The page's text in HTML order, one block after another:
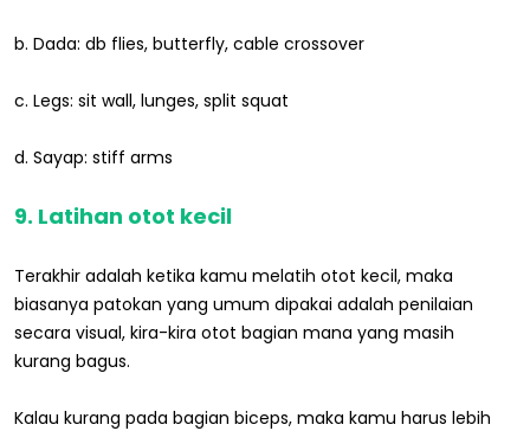
b. Dada: db flies, butterfly, cable crossover
c. Legs: sit wall, lunges, split squat
d. Sayap: stiff arms
9. Latihan otot kecil
Terakhir adalah ketika kamu melatih otot kecil, maka
biasanya patokan yang umum dipakai adalah penilaian
secara visual, kira-kira otot bagian mana yang masih
kurang bagus.
Kalau kurang pada bagian biceps, maka kamu harus lebih